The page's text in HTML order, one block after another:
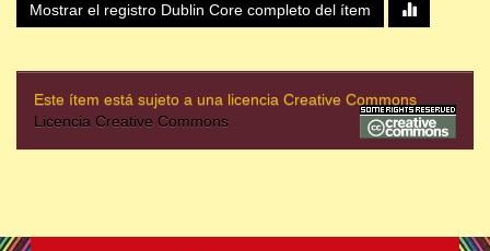
Mostrar el registro Dublin Core completo del ítem
Este ítem está sujeto a una licencia Creative Commons
Licencia Creative Commons